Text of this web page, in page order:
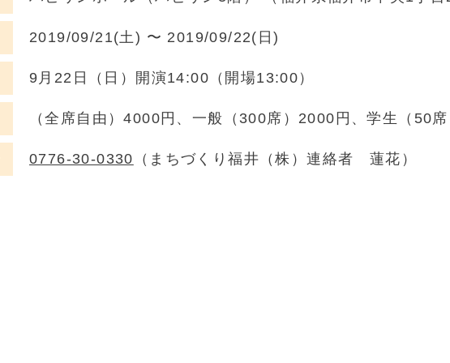
2019/09/21(土) 〜 2019/09/22(日)
9月22日（日）開演14:00（開場13:00）
（全席自由）4000円、一般（300席）2000円、学生（50
0776-30-0330 （まちづくり福井（株）連絡者 蓮花）